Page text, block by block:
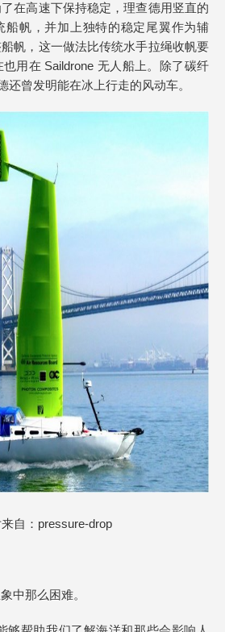
在高速下保持稳定，理查德用竖直的
船帆，并加上独特的稳定尾翼作为辅
帆，这一做法比传统水手拉绳收帆要
用在 Saildrone 无人船上。除了碳纤
还曾发明能在冰上行走的风动车。
自：pressure-drop
中那么困难。